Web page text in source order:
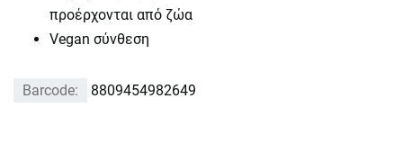
προέρχονται από ζώα
Vegan σύνθεση
Barcode: 8809454982649